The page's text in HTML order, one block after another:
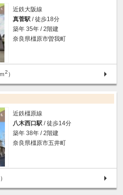
近鉄大阪線
真菅駅 / 徒歩18分
築年 35年 / 2階建
奈良県橿原市曽我町
2 ）
近鉄橿原線
八木西口駅 / 徒歩14分
築年 38年 / 2階建
奈良県橿原市五井町
）